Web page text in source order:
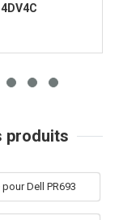
produits
Dell PR693